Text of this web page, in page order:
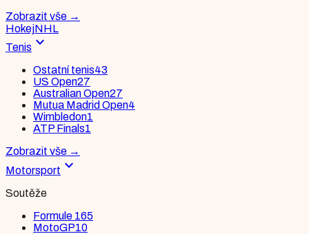
Zobrazit vše →
HokejNHL
Tenis expand_more
Ostatní tenis43
US Open27
Australian Open27
Mutua Madrid Open4
Wimbledon1
ATP Finals1
Zobrazit vše →
Motorsport expand_more
Soutěže
Formule 165
MotoGP10